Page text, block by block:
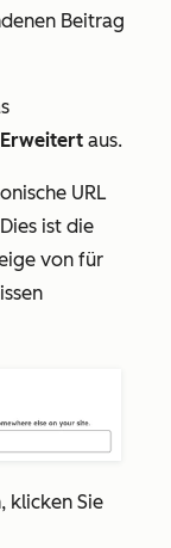
Beitrag
Erweitert aus.
URL
ist die
von für
klicken Sie